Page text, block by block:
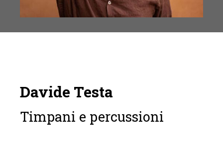
Davide Testa
Timpani e percussioni